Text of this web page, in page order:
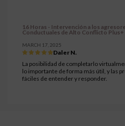
16 Horas - Intervención a los
Conductuales de Alto Conflicto Plus+
MARCH 17, 2025
Daler N.
La posibilidad de completarlo
lo importante de forma más útil, y las
fáciles de entender y responder.